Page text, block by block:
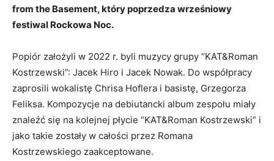
from the Basement, który poprzedza wrześniowy
festiwal Rockowa Noc.
Popiór założyli w 2022 r. byli muzycy grupy “KAT&Roman
Kostrzewski”: Jacek Hiro i Jacek Nowak. Do współpracy
zaprosili wokalistę Chrisa Hoflera i basistę, Grzegorza
Feliksa. Kompozycje na debiutancki album zespołu miały
znaleźć się na kolejnej płycie “KAT&Roman Kostrzewski” i
jako takie zostały w całości przez Romana
Kostrzewskiego zaakceptowane.